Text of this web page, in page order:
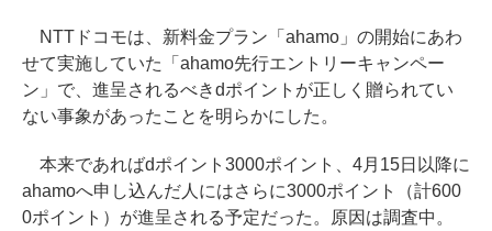
NTTドコモは、新料金プラン「ahamo」の開始にあわ
せて実施していた「ahamo先行エントリーキャンペー
ン」で、進呈されるべきdポイントが正しく贈られてい
ない事象があったことを明らかにした。
本来であればdポイント3000ポイント、4月15日以降に
ahamoへ申し込んだ人にはさらに3000ポイント（計600
0ポイント）が進呈される予定だった。原因は調査中。